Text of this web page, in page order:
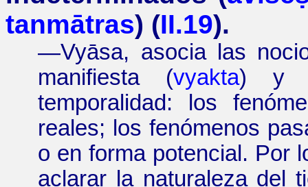
tanmātras) (II.19).
—Vyāsa, asocia las
manifiesta (vyakta) y
temporalidad: los
reales; los fenómenos
o en forma potencial. Por
aclarar la naturaleza del